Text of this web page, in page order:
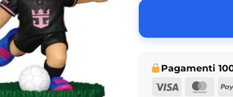
Pagamenti
Visa